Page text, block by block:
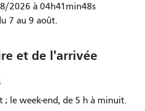
2026 à 04h41min48s
7 au 9 août.
et de l'arrivée
; le week-end, de 5 h à minuit.